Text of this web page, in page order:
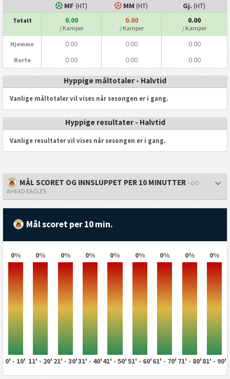
MF (HT) MM (HT) Gj. (HT)
Totalt 0.00
/ Kamper
0.00
/ Kamper
0.00
/ Kamper
Hjemme 0.00 0.00 0.00
Borte 0.00 0.00 0.00
Hyppige måltotaler - Halvtid
Vanlige måltotaler vil vises når sesongen er i gang.
Hyppige resultater - Halvtid
Vanlige resultater vil vises når sesongen er i gang.
MÅL SCORET OG INNSLUPPET PER 10 MINUTTER - GO
AHEAD EAGLES
Mål scoret per 10 min.
0% 0% 0% 0% 0% 0% 0% 0% 0%
0' - 10' 11' - 20' 21' - 30'31' - 40'41' - 50'51' - 60'61' - 70' 71' - 80'81' - 90'